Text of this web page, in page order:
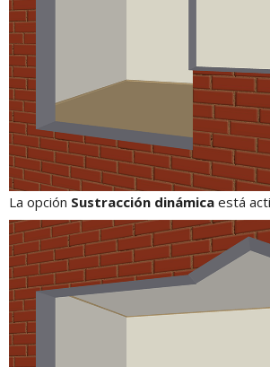
La opción Sustracción dinámica está